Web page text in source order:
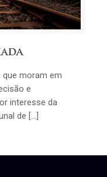
que moram em
e
interesse da
de […]